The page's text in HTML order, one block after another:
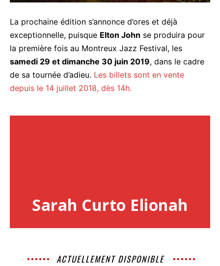
La prochaine édition s’annonce d’ores et déjà
exceptionnelle, puisque Elton John se produira pour
la première fois au Montreux Jazz Festival, les
samedi 29 et dimanche 30 juin 2019, dans le cadre
de sa tournée d’adieu. Les billets sont en vente
depuis le 14 juillet 2018, dès 14h.
Sarah Curto Elionah
ACTUELLEMENT DISPONIBLE